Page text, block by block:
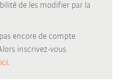
de les modifier par la
encore de compte
inscrivez-vous
ici.